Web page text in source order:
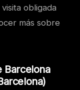
obligada
más sobre
Barcelona